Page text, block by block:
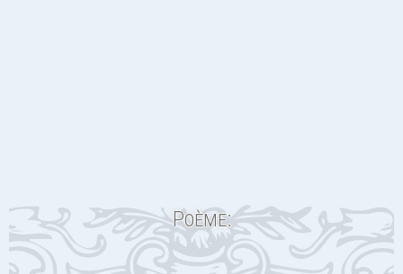
Poème: